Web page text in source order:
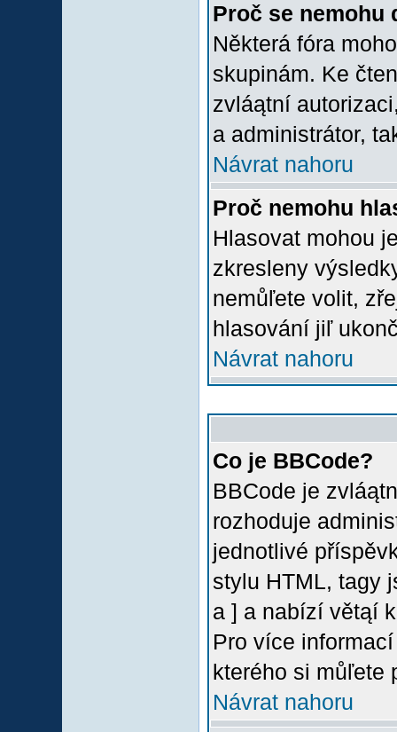
Proč se nemohu
Některá fóra
skupinám. Ke
zvláątní
a administrátor,
Návrat nahoru
Proč nemohu
Hlasovat mohou
zkresleny
nemůľete volit,
hlasování jiľ
Návrat nahoru
Co je BBCode?
BBCode je
rozhoduje
jednotlivé
stylu HTML, tagy
a ] a nabízí větąí
Pro více
kterého si můľete
Návrat nahoru